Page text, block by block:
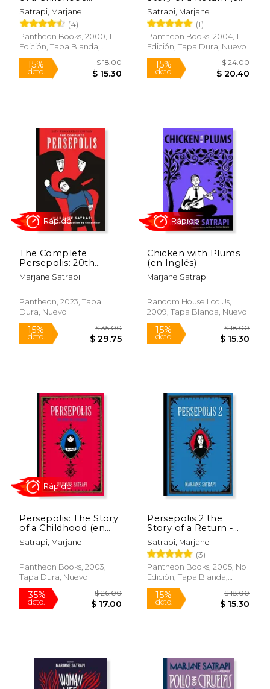
(Pantheon Graphic
Library) (en Inglés)
Satrapi, Marjane
(4)
Pantheon Books, 2000, 1
Edición, Tapa Blanda,
Nuevo
dcto.
Rápido
Inglés)
Satrapi, Marjane
(1)
Pantheon Books, 2004, 1
Edición, Tapa Dura, Nuevo
15%
dcto.
Rápido
The Complete
Persepolis: 20th
Anniversary Edition
(en Inglés)
Marjane Satrapi
Pantheon, 2023, Tapa
Dura, Nuevo
15%
dcto. $ 29.75
Chicken with Plums
(en Inglés)
Marjane Satrapi
Random House Lcc Us,
2009, Tapa Blanda, Nuevo
15%
dcto.
Persepolis: The Story
of a Childhood (en
Inglés)
Satrapi, Marjane
Pantheon Books, 2003,
Tapa Dura, Nuevo
Persepolis 2 the
Story of a Return -
Pantheon (en Inglés)
Satrapi, Marjane
(3)
Pantheon Books, 2005, No
Edición, Tapa Blanda,
Nuevo